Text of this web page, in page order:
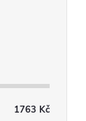
1763 Kč